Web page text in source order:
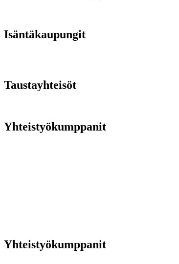
Isäntäkaupungit
Taustayhteisöt
Yhteistyökumppanit
Yhteistyökumppanit